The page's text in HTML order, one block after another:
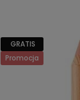
GRATIS
Promocja